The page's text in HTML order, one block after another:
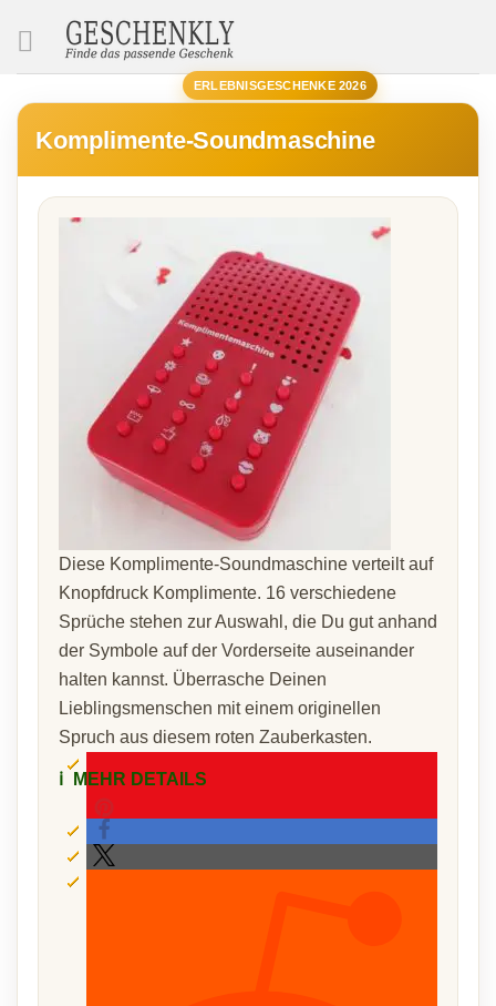
ERLEBNISGESCHENKE 2026
Komplimente-Soundmaschine
Diese Komplimente-Soundmaschine verteilt auf
Knopfdruck Komplimente. 16 verschiedene
Sprüche stehen zur Auswahl, die Du gut anhand
der Symbole auf der Vorderseite auseinander
halten kannst. Überrasche Deinen
Lieblingsmenschen mit einem originellen
Spruch aus diesem roten Zauberkasten.
ℹ️ MEHR DETAILS